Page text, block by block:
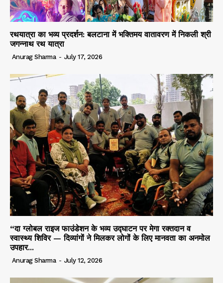
रथयात्रा का भव्य प्रदर्शन: बलटाना में भक्तिमय वातावरण में निकली श्री
जगन्नाथ रथ यात्रा
Anurag Sharma - July 17, 2026
“दा ग्लोबल राइज फाउंडेशन के भव्य उद्घाटन पर मेगा रक्तदान व
स्वास्थ्य शिविर — दिव्यांगों ने मिलकर लोगों के लिए मानवता का अनमोल
उपहार...
Anurag Sharma - July 12, 2026